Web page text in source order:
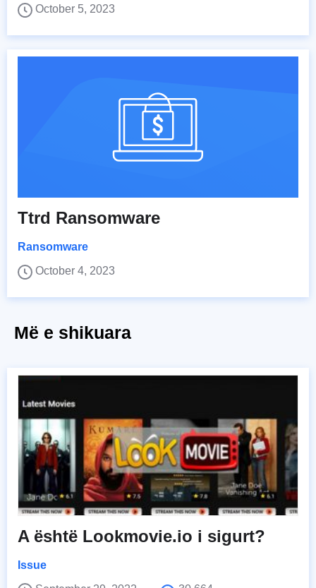
October 5, 2023
Ttrd Ransomware
Ransomware
October 4, 2023
Më e shikuara
A është Lookmovie.io i sigurt?
Issue